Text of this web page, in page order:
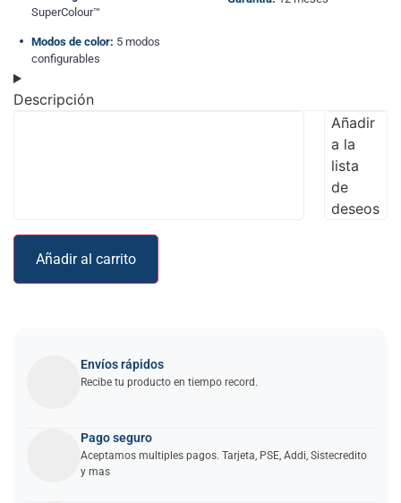
SuperColour™
Modos de color: 5 modos
configurables
Descripción
Añadir al carrito
Añadir
a la
lista
de
deseos
Envíos rápidos
Recibe tu producto en tiempo record.
Pago seguro
Aceptamos multiples pagos. Tarjeta, PSE, Addi, Sistecredito
y mas